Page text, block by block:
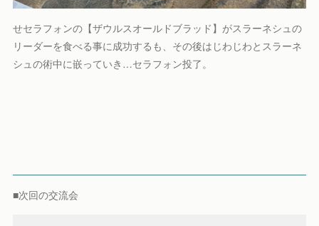
せセラフォンの【ザウルスオールドブラッド】がスラーネシュの
リーダーを食べる事に成功するも、その後はじわじわとスラーネ
シュの術中に嵌っていき…セラフォン投了。
■次回の交流会